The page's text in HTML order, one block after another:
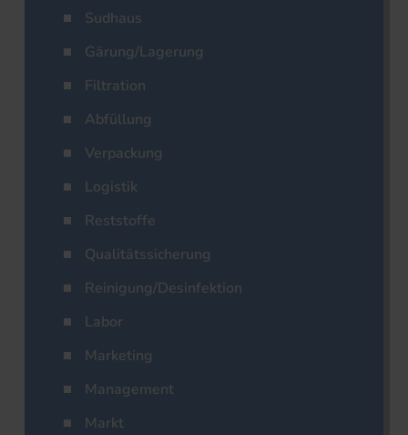
Sudhaus
Gärung/Lagerung
Filtration
Abfüllung
Verpackung
Logistik
Reststoffe
Qualitätssicherung
Reinigung/Desinfektion
Labor
Marketing
Management
Markt